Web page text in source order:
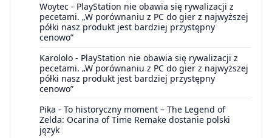
Woytec - PlayStation nie obawia się rywalizacji z
pecetami. „W porównaniu z PC do gier z najwyższej
półki nasz produkt jest bardziej przystępny
cenowo”
Karololo - PlayStation nie obawia się rywalizacji z
pecetami. „W porównaniu z PC do gier z najwyższej
półki nasz produkt jest bardziej przystępny
cenowo”
Pika - To historyczny moment – The Legend of
Zelda: Ocarina of Time Remake dostanie polski
język